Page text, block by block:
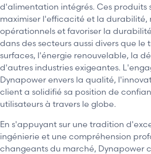
d'alimentation intégrés. Ces produits
maximiser l'efficacité et la durabilité,
opérationnels et favoriser la
dans des secteurs aussi divers que le
surfaces, l'énergie renouvelable, la
d'autres industries exigeantes.
Dynapower envers la qualité,
client a solidifié sa position de
utilisateurs à travers le globe.
En s'appuyant sur une tradition
ingénierie et une compréhension
changeants du marché, Dynapower